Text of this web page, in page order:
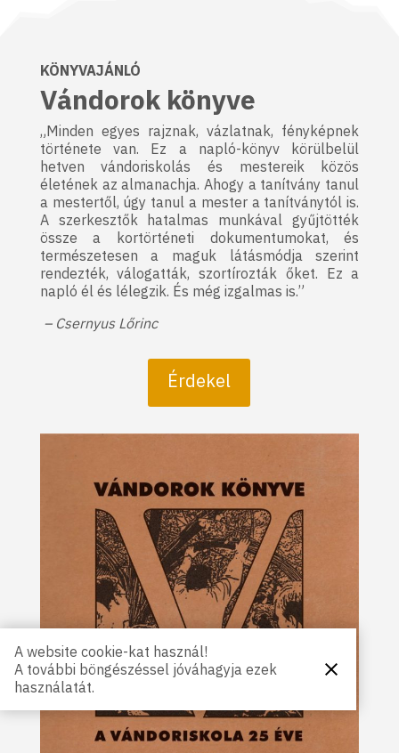
KÖNYVAJÁNLÓ
Vándorok könyve
„Minden egyes rajznak, vázlatnak, fényképnek
története van. Ez a napló-könyv körülbelül
hetven vándoriskolás és mestereik közös
életének az almanachja. Ahogy a tanítvány tanul
a mestertől, úgy tanul a mester a tanítványtól is.
A szerkesztők hatalmas munkával gyűjtötték
össze a kortörténeti dokumentumokat, és
természetesen a maguk látásmódja szerint
rendezték, válogatták, szortírozták őket. Ez a
napló él és lélegzik. És még izgalmas is.”
– Csernyus Lőrinc
Érdekel
A website cookie-kat használ!
A további böngészéssel jóváhagyja ezek
használatát.
Bezárás